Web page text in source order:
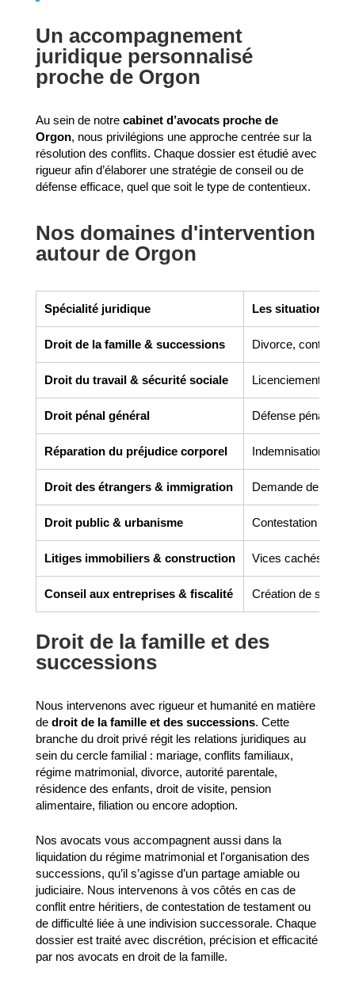
Un accompagnement
juridique personnalisé
proche de Orgon
Au sein de notre cabinet d’avocats proche de
Orgon, nous privilégions une approche centrée sur la
résolution des conflits. Chaque dossier est étudié avec
rigueur afin d’élaborer une stratégie de conseil ou de
défense efficace, quel que soit le type de contentieux.
Nos domaines d'intervention
autour de Orgon
Spécialité juridique Les situations
Droit de la famille & successions Divorce, contrats
Droit du travail & sécurité sociale Licenciement,
Droit pénal général Défense pénale,
Réparation du préjudice corporel Indemnisation des
Droit des étrangers & immigration Demande de titre
Droit public & urbanisme Contestation de
Litiges immobiliers & construction Vices cachés,
Conseil aux entreprises & fiscalité Création de
Droit de la famille et des
successions
Nous intervenons avec rigueur et humanité en matière
de droit de la famille et des successions. Cette
branche du droit privé régit les relations juridiques au
sein du cercle familial : mariage, conflits familiaux,
régime matrimonial, divorce, autorité parentale,
résidence des enfants, droit de visite, pension
alimentaire, filiation ou encore adoption.
Nos avocats vous accompagnent aussi dans la
liquidation du régime matrimonial et l'organisation des
successions, qu’il s’agisse d’un partage amiable ou
judiciaire. Nous intervenons à vos côtés en cas de
conflit entre héritiers, de contestation de testament ou
de difficulté liée à une indivision successorale. Chaque
dossier est traité avec discrétion, précision et efficacité
par nos avocats en droit de la famille.